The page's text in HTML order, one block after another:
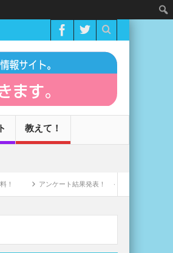
教えて！
アンケート結果発表！ ＜新型コロナウィルスによる家